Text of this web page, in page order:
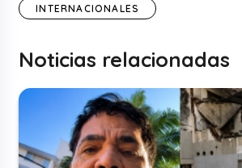
INTERNACIONALES
Noticias relacionadas